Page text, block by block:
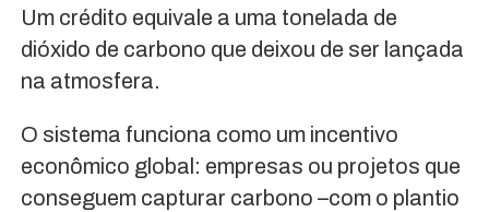
Um crédito equivale a uma tonelada de
dióxido de carbono que deixou de ser lançada
na atmosfera.
O sistema funciona como um incentivo
econômico global: empresas ou projetos que
conseguem capturar carbono –com o plantio